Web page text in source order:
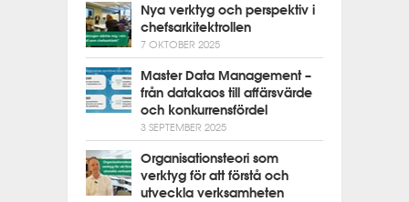
Nya verktyg och perspektiv i
chefsarkitektrollen
7 OKTOBER 2025
Master Data Management –
från datakaos till affärsvärde
och konkurrensfördel
3 SEPTEMBER 2025
Organisationsteori som
verktyg för att förstå och
utveckla verksamheten